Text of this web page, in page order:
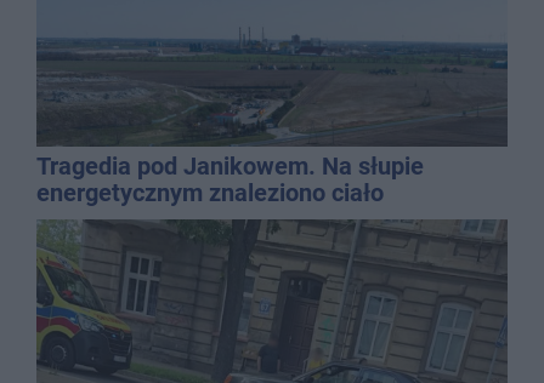
Tragedia pod Janikowem. Na słupie
energetycznym znaleziono ciało
mężczyzny